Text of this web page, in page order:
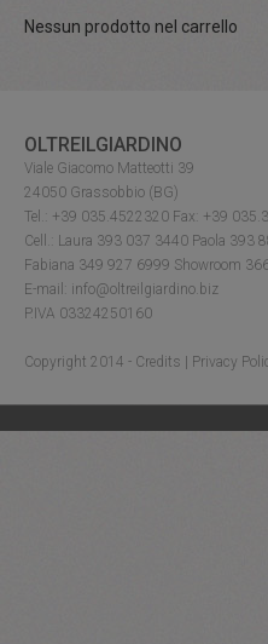
Nessun prodotto nel carrello
OLTREILGIARDINO
Viale Giacomo Matteotti 39
24050 Grassobbio (BG)
Tel.: +39 035.4522320 Fax: +39
Cell.: Laura 393 037 3440 Paola 393
Fabiana 349 927 6999 Showroom
E-mail: info@oltreilgiardino.biz
P.IVA 03324250160
Copyright 2014 - Credits Privacy